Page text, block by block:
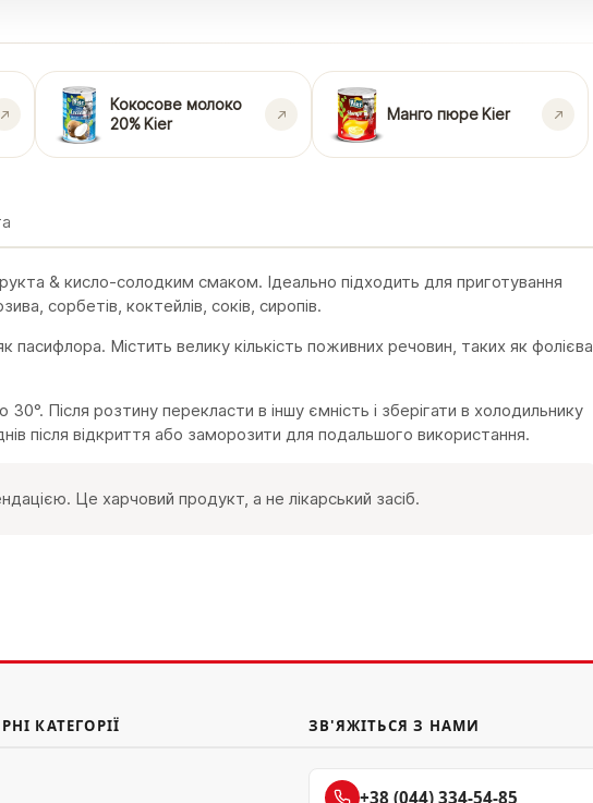
Кокосове молоко
20% Kier
Манго пюре Kier
& кисло-солодким смаком. Ідеально підходить для приготування
сорбетів, коктейлів, соків, сиропів.
Містить велику кількість поживних речовин, таких як фолієва
Після розтину перекласти в іншу ємність і зберігати в холодильнику
після відкриття або заморозити для подальшого використання.
Це харчовий продукт, а не лікарський засіб.
КАТЕГОРІЇ ЗВ'ЯЖІТЬСЯ З НАМИ
+38 (044) 334-54-85